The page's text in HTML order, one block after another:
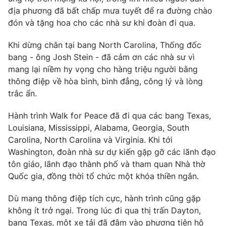
Ðiện thoại Thời báo VTV:
024.66 897 897
Email:toasoan@vtv.vn
® Cấm sao chép dưới mọi hình thức nếu không có sự chấp
thông tin từ website này.
địa phương đã bất chấp mưa tuyết để ra đường chào
đón và tặng hoa cho các nhà sư khi đoàn đi qua.
Khi dừng chân tại bang North Carolina, Thống đốc
bang - ông Josh Stein - đã cảm ơn các nhà sư vì
mang lại niềm hy vọng cho hàng triệu người bằng
thông điệp về hòa bình, bình đẳng, công lý và lòng
trắc ẩn.
Hành trình Walk for Peace đã đi qua các bang Texas,
Louisiana, Mississippi, Alabama, Georgia, South
Carolina, North Carolina và Virginia. Khi tới
Washington, đoàn nhà sư dự kiến gặp gỡ các lãnh đạo
tôn giáo, lãnh đạo thành phố và tham quan Nhà thờ
Quốc gia, đồng thời tổ chức một khóa thiền ngắn.
Dù mang thông điệp tích cực, hành trình cũng gặp
không ít trở ngại. Trong lúc đi qua thị trấn Dayton,
bang Texas, một xe tải đã đâm vào phương tiện hộ